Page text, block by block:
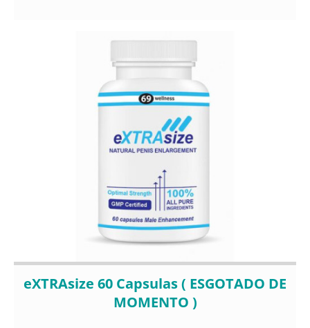
eXTRAsize 60 Capsulas ( ESGOTADO DE
MOMENTO )